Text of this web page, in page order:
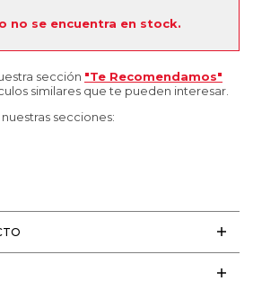
no se encuentra en stock.
sección "Te Recomendamos"
similares que te pueden interesar.
secciones: